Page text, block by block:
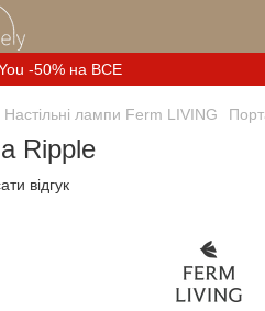
-50% на ВСЕ
Настільні лампи Ferm LIVING
Ripple
відгук